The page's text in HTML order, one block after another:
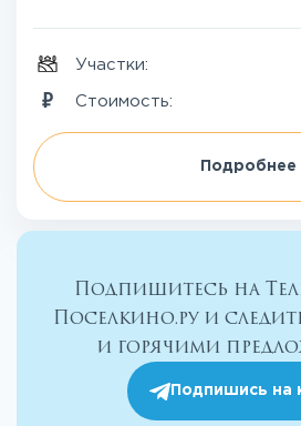
Участки:
Стоимость:
Подробнее
Подпишитесь на
Поселкино.ру и
и горячими
Подпишись на